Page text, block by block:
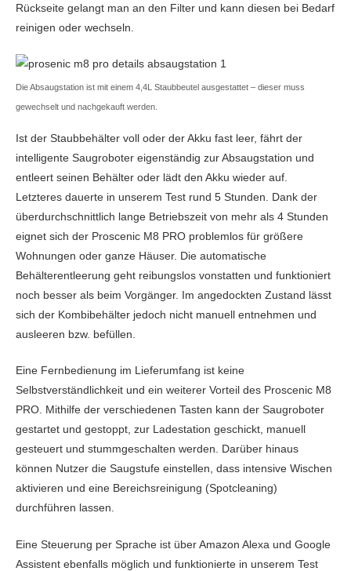
Mehrere Karten / Etagen
Selektive Reinigung
Virtuelle Sperren
Rückseite gelangt man an den Filter und kann diesen bei Bedarf
reinigen oder wechseln.
Die Absaugstation ist mit einem 4,4L Staubbeutel ausgestattet – dieser muss
gewechselt und nachgekauft werden.
Ist der Staubbehälter voll oder der Akku fast leer, fährt der
intelligente Saugroboter eigenständig zur Absaugstation und
entleert seinen Behälter oder lädt den Akku wieder auf.
Letzteres dauerte in unserem Test rund 5 Stunden. Dank der
überdurchschnittlich lange Betriebszeit von mehr als 4 Stunden
eignet sich der Proscenic M8 PRO problemlos für größere
Wohnungen oder ganze Häuser. Die automatische
Behälterentleerung geht reibungslos vonstatten und funktioniert
noch besser als beim Vorgänger. Im angedockten Zustand lässt
sich der Kombibehälter jedoch nicht manuell entnehmen und
ausleeren bzw. befüllen.
Eine Fernbedienung im Lieferumfang ist keine
Selbstverständlichkeit und ein weiterer Vorteil des Proscenic M8
PRO. Mithilfe der verschiedenen Tasten kann der Saugroboter
gestartet und gestoppt, zur Ladestation geschickt, manuell
gesteuert und stummgeschalten werden. Darüber hinaus
können Nutzer die Saugstufe einstellen, dass intensive Wischen
aktivieren und eine Bereichsreinigung (Spotcleaning)
durchführen lassen.
Eine Steuerung per Sprache ist über Amazon Alexa und Google
Assistent ebenfalls möglich und funktionierte in unserem Test